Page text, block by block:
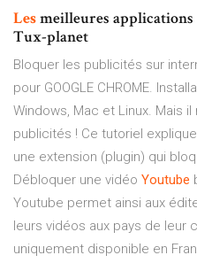
Lesmeilleures
Tux-planet
Bloquer les publicités sur
pour GOOGLE CHROME.
Windows, Mac et Linux. Mais
publicités ! Ce tutoriel
une extension (plugin) qui
Débloquer une vidéo Youtube
Youtube permet ainsi aux
leurs vidéos aux pays de leur
uniquement disponible en